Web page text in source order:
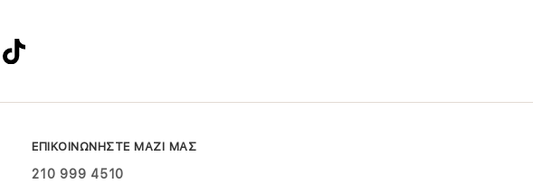
ΕΠΙΚΟΙΝΩΝΗΣΤΕ ΜΑΖΙ ΜΑΣ
210 999 4510